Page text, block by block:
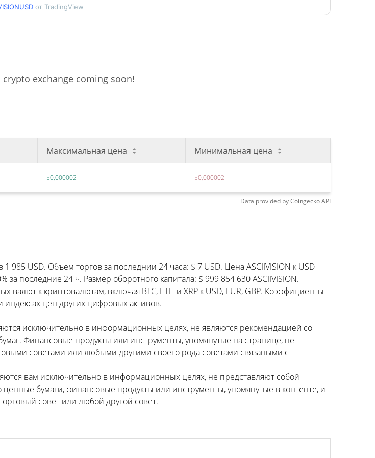
от TradingView
exchange coming soon!
Максимальная цена Минимальная цена
$0,000002 $0,000002
Data provided byCoingeckoAPI
985 USD. Объем торгов за последнии 24 часа: $ 7 USD. Цена ASCIIVISION к USD
последние 24 ч. Размер оборотного капитала: $ 999 854 630 ASCIIVISION.
к криптовалютам, включая BTC, ETH и XRP к USD, EUR, GBP. Коэффициенты
индексах цен других цифровых активов.
исключительно в информационных целях, не являются рекомендацией со
Финансовые продукты или инструменты, упомянутые на странице, не
советами или любыми другими своего рода советами связаными с
вам исключительно в информационных целях, не представляют собой
бумаги, финансовые продукты или инструменты, упомянутые в контенте, и
совет или любой другой совет.